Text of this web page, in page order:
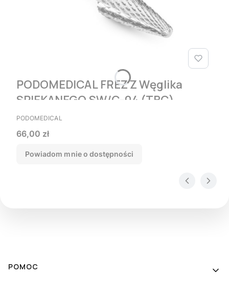
PODOMEDICAL FREZ Z Węglika
SPIEKANEGO SW/C-04 (ТВС)
PRODUCENT
PODOMEDICAL
Cena
66,00 zł
Powiadom mnie o dostępności
Linki w stopce
POMOC